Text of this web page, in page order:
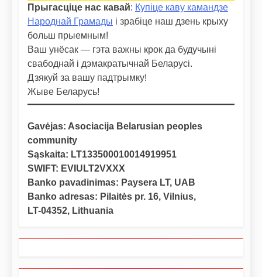
Прыгасціце нас кавай: Купіце каву камандзе
Народнай Грамады і зрабіце наш дзень крыху
больш прыемным!
Ваш унёсак — гэта важны крок да будучыні
свабоднай і дэмакратычнай Беларусі.
Дзякуй за вашу падтрымку!
Жыве Беларусь!
Gavėjas: Asociacija Belarusian peoples
community
Sąskaita: LT133500010014919951
SWIFT: EVIULT2VXXX
Banko pavadinimas: Paysera LT, UAB
Banko adresas: Pilaitės pr. 16, Vilnius,
LT-04352, Lithuania